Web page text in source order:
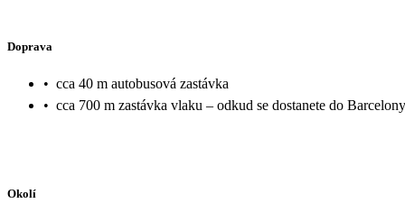
Doprava
• cca 40 m autobusová zastávka
• cca 700 m zastávka vlaku – odkud se dostanete do
Okolí